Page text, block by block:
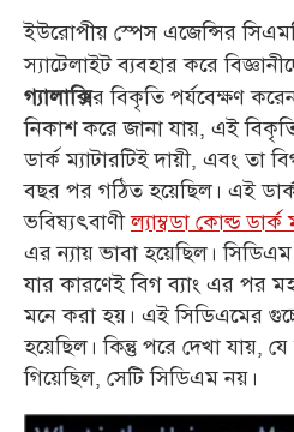
ইউরোপীয় স্পেস এজেন্সির
স্যাটেলাইট ব্যবহার করে
গ্যালাক্সির বিকৃতি পর্যবেক্ষণ
নিকাশ করে জানা যায়, এই
ডার্ক ম্যাটারটিই দায়ী, এবং তা
বছর পর গঠিত হয়েছিল। এই ডার্ক
ভবিষ্যৎবাণীল্যাম্বডা কোল্ড
এর ন্যায় ভাবা হয়েছিল।
যার কারণেই বিগ ব্যাং এর পর
মনে করা হয়। এই সিডিএমের
হয়েছিল। কিন্তু পরে দেখা যায়,
গিয়েছিল, সেটি সিডিএম নয়।